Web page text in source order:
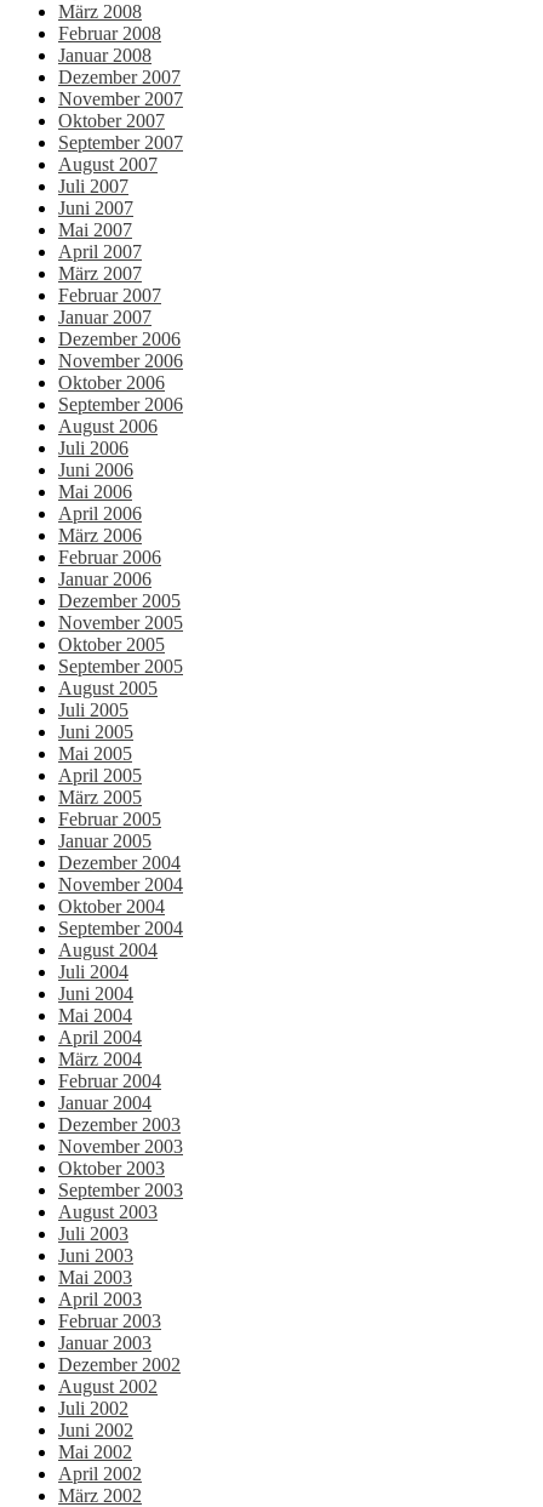
März 2008
Februar 2008
Januar 2008
Dezember 2007
November 2007
Oktober 2007
September 2007
August 2007
Juli 2007
Juni 2007
Mai 2007
April 2007
März 2007
Februar 2007
Januar 2007
Dezember 2006
November 2006
Oktober 2006
September 2006
August 2006
Juli 2006
Juni 2006
Mai 2006
April 2006
März 2006
Februar 2006
Januar 2006
Dezember 2005
November 2005
Oktober 2005
September 2005
August 2005
Juli 2005
Juni 2005
Mai 2005
April 2005
März 2005
Februar 2005
Januar 2005
Dezember 2004
November 2004
Oktober 2004
September 2004
August 2004
Juli 2004
Juni 2004
Mai 2004
April 2004
März 2004
Februar 2004
Januar 2004
Dezember 2003
November 2003
Oktober 2003
September 2003
August 2003
Juli 2003
Juni 2003
Mai 2003
April 2003
Februar 2003
Januar 2003
Dezember 2002
August 2002
Juli 2002
Juni 2002
Mai 2002
April 2002
März 2002